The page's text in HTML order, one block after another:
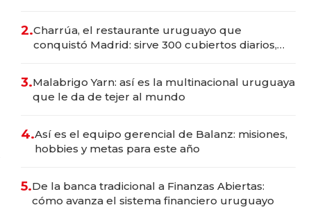
2.Charrúa, el restaurante uruguayo que
conquistó Madrid: sirve 300 cubiertos diarios,
3.Malabrigo Yarn: así es la multinacional uruguaya
que le da de tejer al mundo
4.Así es el equipo gerencial de Balanz: misiones,
hobbies y metas para este año
5.De la banca tradicional a Finanzas Abiertas:
cómo avanza el sistema financiero uruguayo